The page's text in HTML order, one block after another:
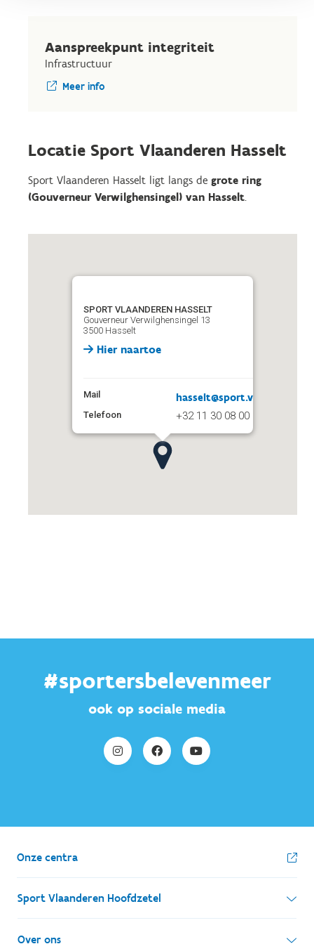
Aanspreekpunt integriteit
Infrastructuur
Meer info
Locatie Sport Vlaanderen Hasselt
Sport Vlaanderen Hasselt ligt langs de grote ring
(Gouverneur Verwilghensingel) van Hasselt.
SPORT VLAANDEREN HASSELT
Gouverneur Verwilghensingel 13
3500 Hasselt
Hier naartoe
Mail hasselt@sport.vlaanderen
Telefoon +32 11 30 08 00
#sportersbelevenmeer
ook op sociale media
Onze centra
Sport Vlaanderen Hoofdzetel
Simon Bolivarlaan 17
Over ons